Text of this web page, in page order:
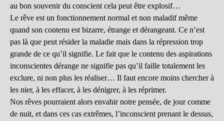
au bon souvenir du conscient cela peut être explosif…
Le rêve est un fonctionnement normal et non maladif même
quand son contenu est bizarre, étrange et dérangeant. Ce n’est
pas là que peut résider la maladie mais dans la répression trop
grande de ce qu’il signifie. Le fait que le contenu des aspirations
inconscientes dérange ne signifie pas qu’il faille totalement les
exclure, ni non plus les réaliser… Il faut encore moins chercher à
les nier, à les effacer, à les dénigrer, à les réprimer.
Nos rêves pourraient alors envahir notre pensée, de jour comme
de nuit, et dans ces cas extrêmes, l’inconscient prenant le dessus,